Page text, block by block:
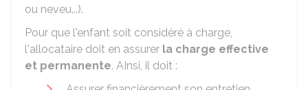
ou neveu...).
Pour que l'enfant soit considéré à charge,
l'allocataire doit en assurer la charge effective
et permanente. AInsi, il doit :